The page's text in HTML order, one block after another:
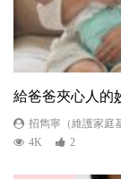
給爸爸夾心人的
招雋寧（維護家庭
4K
2